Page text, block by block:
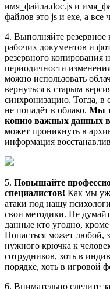
имя_файла.doc.js и
файлов это js и exe, а все
4. Выполняйте
рабочих документов и
резервного копирования
периодичности
можно использовать
вернуться к старым
синхронизацию. Тогда, в
не попадёт в облако. Мы
копию важных данных в
может проникнуть в
информация
5. Повышайте
специалистов! Как мы
атаки под нашу
свои методики. Не
данные кто угодно,
Попасться может любой,
нужного крючка к
сотрудников, хоть в
порядке, хоть в игровой
6. Внимательно следите